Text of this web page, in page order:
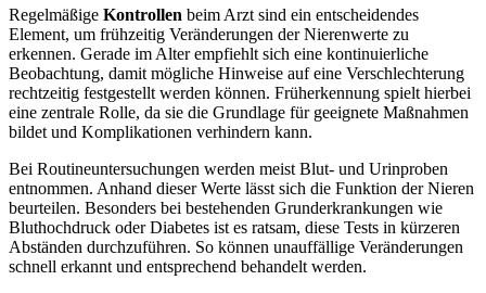
Regelmäßige Kontrollen beim Arzt sind ein entscheidendes
Element, um frühzeitig Veränderungen der Nierenwerte zu
erkennen. Gerade im Alter empfiehlt sich eine kontinuierliche
Beobachtung, damit mögliche Hinweise auf eine Verschlechterung
rechtzeitig festgestellt werden können. Früherkennung spielt hierbei
eine zentrale Rolle, da sie die Grundlage für geeignete Maßnahmen
bildet und Komplikationen verhindern kann.
Bei Routineuntersuchungen werden meist Blut- und Urinproben
entnommen. Anhand dieser Werte lässt sich die Funktion der Nieren
beurteilen. Besonders bei bestehenden Grunderkrankungen wie
Bluthochdruck oder Diabetes ist es ratsam, diese Tests in kürzeren
Abständen durchzuführen. So können unauffällige Veränderungen
schnell erkannt und entsprechend behandelt werden.